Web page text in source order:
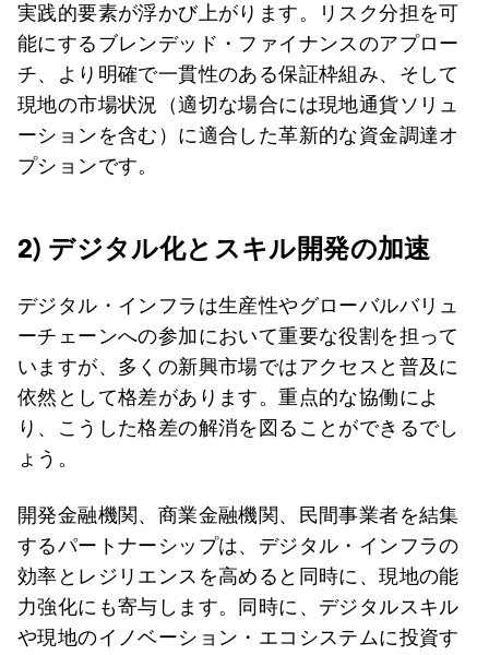
実践的要素が浮かび上がります。リスク分担を可
能にするブレンデッド・ファイナンスのアプロー
チ、より明確で一貫性のある保証枠組み、そして
現地の市場状況（適切な場合には現地通貨ソリュ
ーションを含む）に適合した革新的な資金調達オ
プションです。
2) デジタル化とスキル開発の加速
デジタル・インフラは生産性やグローバルバリュ
ーチェーンへの参加において重要な役割を担って
いますが、多くの新興市場ではアクセスと普及に
依然として格差があります。重点的な協働によ
り、こうした格差の解消を図ることができるでし
ょう。
開発金融機関、商業金融機関、民間事業者を結集
するパートナーシップは、デジタル・インフラの
効率とレジリエンスを高めると同時に、現地の能
力強化にも寄与します。同時に、デジタルスキル
や現地のイノベーション・エコシステムに投資す